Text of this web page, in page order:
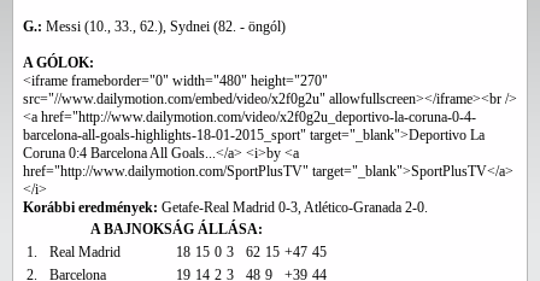
G.: Messi (10., 33., 62.), Sydnei (82. - öngól)
A GÓLOK:
<iframe frameborder="0" width="480" height="270"
src="//www.dailymotion.com/embed/video/x2f0g2u" allowfullscreen></iframe><br />
<a href="http://www.dailymotion.com/video/x2f0g2u_deportivo-la-coruna-0-4-
barcelona-all-goals-highlights-18-01-2015_sport" target="_blank">Deportivo La
Coruna 0:4 Barcelona All Goals...</a> <i>by <a
href="http://www.dailymotion.com/SportPlusTV" target="_blank">SportPlusTV</a>
</i>
Korábbi eredmények: Getafe-Real Madrid 0-3, Atlético-Granada 2-0.
A BAJNOKSÁG ÁLLÁSA:
1.
Real Madrid 18 15 0 3 62 15 +47 45
2.
Barcelona 19 14 2 3 48 9 +39 44